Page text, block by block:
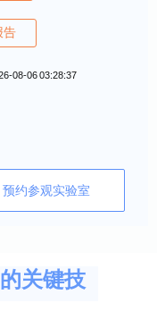
告
08-06 03:28:37
预约参观实验室
关键技